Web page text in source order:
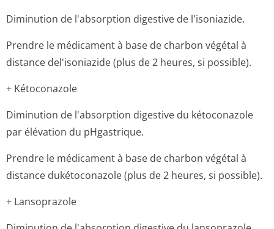
Diminution de l'absorption digestive de l'isoniazide.
Prendre le médicament à base de charbon végétal à
distance del'isoniazide (plus de 2 heures, si possible).
+ Kétoconazole
Diminution de l'absorption digestive du kétoconazole
par élévation du pHgastrique.
Prendre le médicament à base de charbon végétal à
distance dukétoconazole (plus de 2 heures, si possible).
+ Lansoprazole